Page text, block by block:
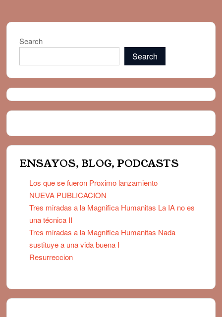
Search
Search
ENSAYOS, BLOG, PODCASTS
Los que se fueron Proximo lanzamiento
NUEVA PUBLICACION
Tres miradas a la Magnifica Humanitas La IA no es
una técnica II
Tres miradas a la Magnifica Humanitas Nada
sustituye a una vida buena I
Resurreccion